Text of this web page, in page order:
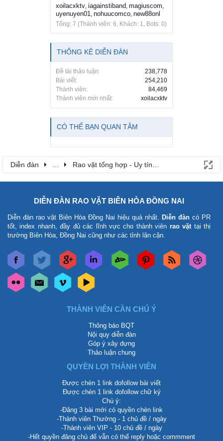
xoilacxktv iagainstiband magiuscom
uyenuyen01 nohuucomco new88onl
Tổng: 7 (Thành viên: 6, Khách: 1, Bots: 0)
THỐNG KÊ DIỄN ĐÀN
Đề tài thảo luận:
238,778
Bài viết:
254,210
Thành viên:
84,469
Thành viên mới nhất:
xoilacxktv
CÓ THỂ BẠN QUAN TÂM
Diễn đàn Rao vặt tổng hợp - Uy tín - Miễn phí
DIỄN ĐÀN RAO VẶT BIÊN HÒA ĐỒNG NAI
Diễn đàn rao vặt Biên Hòa Đồng Nai hiệu quả nhất. Diễn đàn có PR
tốt, index nhanh, đầy đủ các lĩnh vực cho thành viên rao vặt tại thị
trường Biên Hòa, Đồng Nai cũng như các tỉnh lân cận.
THÀNH VIÊN CẦN CHÚ Ý
Thông báo BQT
Nội quy diễn đàn
Góp ý xây dựng
Thảo luận chung
QUYỀN LỢI THÀNH VIÊN
Được chèn 1 link dofollow bài viết
Được chèn 1 link dofollow chữ ký
Chú ý:
-Đăng 3 bài mới có quyền chèn link
-Thành viên Thường - 1 chủ đề / ngày
-Thành viên VIP - 10 chủ đề / ngày
-Hết quyền đăng chủ để vẫn có thể reply hoặc commment